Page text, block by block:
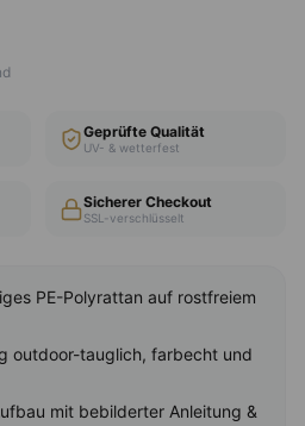
Geprüfte Qualität
UV- & wetterfest
Sicherer Checkout
SSL-verschlüsselt
PE-Polyrattan auf rostfreiem
outdoor-tauglich, farbecht und
mit bebilderter Anleitung &